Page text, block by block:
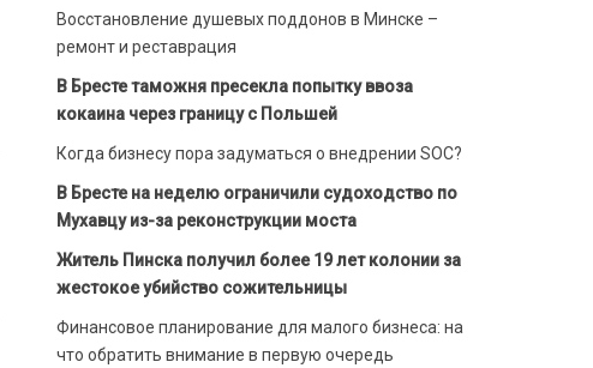
Восстановление душевых поддонов в Минске –
ремонт и реставрация
В Бресте таможня пресекла попытку ввоза
кокаина через границу с Польшей
Когда бизнесу пора задуматься о внедрении SOC?
В Бресте на неделю ограничили судоходство по
Мухавцу из-за реконструкции моста
Житель Пинска получил более 19 лет колонии за
жестокое убийство сожительницы
Финансовое планирование для малого бизнеса: на
что обратить внимание в первую очередь